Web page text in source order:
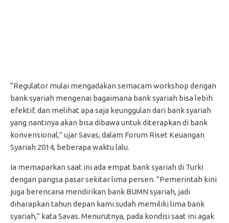
“Regulator mulai mengadakan semacam workshop dengan
bank syariah mengenai bagaimana bank syariah bisa lebih
efektif, dan melihat apa saja keunggulan dari bank syariah
yang nantinya akan bisa dibawa untuk diterapkan di bank
konvensional,” ujar Savas, dalam Forum Riset Keuangan
Syariah 2014, beberapa waktu lalu.
Ia memaparkan saat ini ada empat bank syariah di Turki
dengan pangsa pasar sekitar lima persen. “Pemerintah kini
juga berencana mendirikan bank BUMN syariah, jadi
diharapkan tahun depan kami sudah memiliki lima bank
syariah,” kata Savas. Menurutnya, pada kondisi saat ini agak